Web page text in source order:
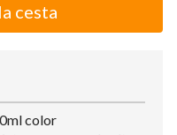
cesta
color